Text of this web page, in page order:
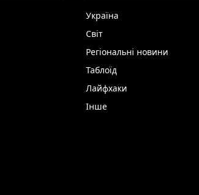
Україна
Світ
Регіональні новини
Таблоїд
Лайфхаки
Інше